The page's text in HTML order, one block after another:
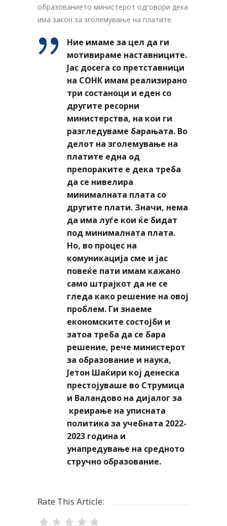
образованието министерот одговори дека
има закон за зголемување на платите.
Ние имаме за цел да ги
мотивираме наставниците.
Јас досега со претставници
на СОНК имам реализирано
три состаноци и еден со
другите ресорни
министерства, на кои ги
разгледуваме барањата. Во
делот на зголемување на
платите една од
препораките е дека треба
да се нивелира
минималната плата со
другите плати. Значи, нема
да има луѓе кои ќе бидат
под минималната плата.
Но, во процес на
комуникација сме и јас
повеќе пати имам кажано
само штрајкот да не се
гледа како решение на овој
проблем. Ги знаеме
економските состојби и
затоа треба да се бара
решение, рече министерот
за образование и наука,
Јетон Шаќири кој денеска
престојуваше во Струмица
и Валандово на дијалог за
креирање на уписната
политика за учебната 2022-
2023 година и
унапредување на средното
стручно образованиe.
Rate This Article: